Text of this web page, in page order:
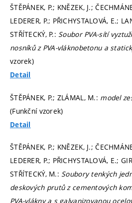
ŠTĚPÁNEK, P.; KNĚZEK, J.;
LEDERER, P.; PŘICHYSTALOVÁ, E.;
STŘÍTECKÝ, P.: Soubor PVA-sítí
nosníků z PVA-vláknobetonu a
vzorek)
Detail
ŠTĚPÁNEK, P.; ZLÁMAL, M.: model
(Funkční vzorek)
Detail
ŠTĚPÁNEK, P.; KNĚZEK, J.;
LEDERER, P.; PŘICHYSTALOVÁ, E.;
STŘÍTECKÝ, M.: Soubory tenkých
deskových prutů z cementových
PVA-vlákny a s galvanizovanou